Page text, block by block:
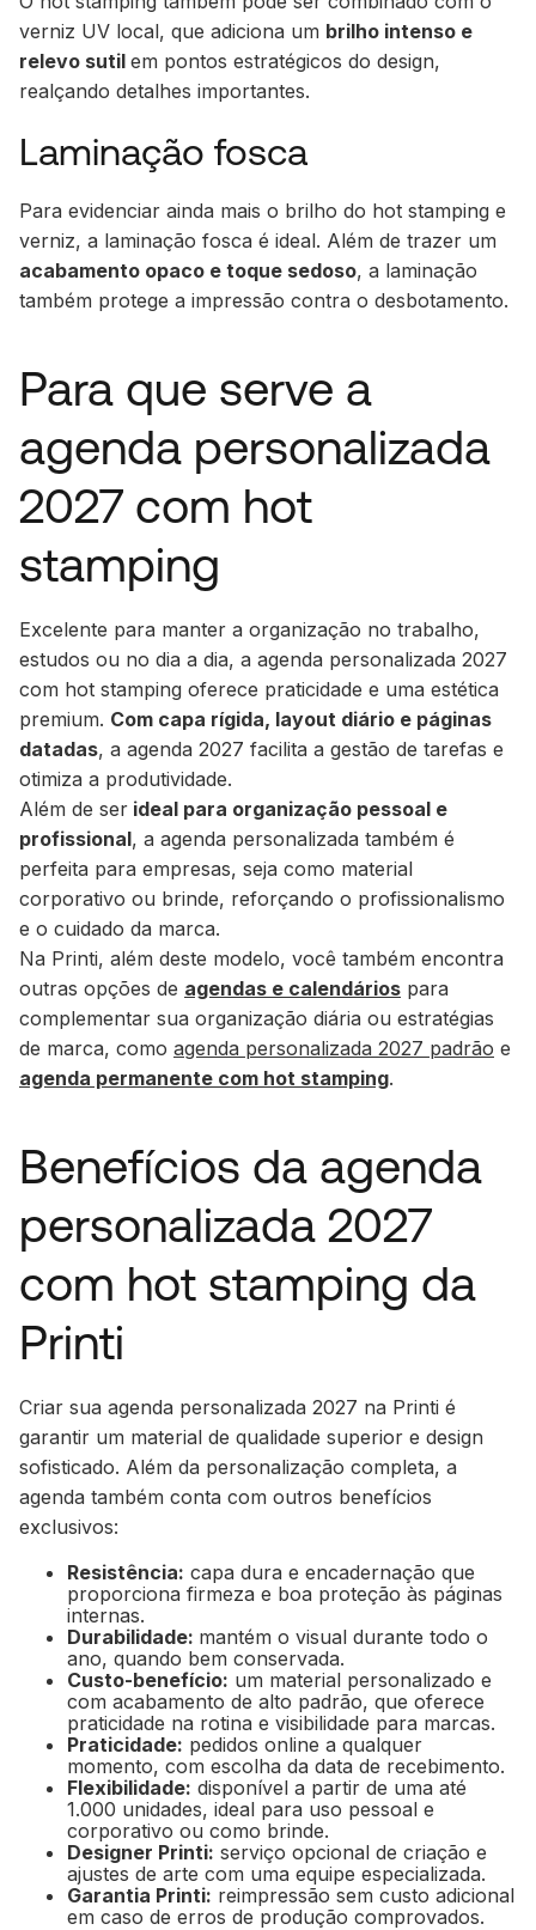
verniz UV local, que adiciona um brilho intenso e
relevo sutil em pontos estratégicos do design,
realçando detalhes importantes.
Laminação fosca
Para evidenciar ainda mais o brilho do hot stamping e
verniz, a laminação fosca é ideal. Além de trazer um
acabamento opaco e toque sedoso, a laminação
também protege a impressão contra o desbotamento.
Para que serve a
agenda personalizada
2027 com hot
stamping
Excelente para manter a organização no trabalho,
estudos ou no dia a dia, a agenda personalizada 2027
com hot stamping oferece praticidade e uma estética
premium. Com capa rígida, layout diário e páginas
datadas, a agenda 2027 facilita a gestão de tarefas e
otimiza a produtividade.
Além de ser ideal para organização pessoal e
profissional, a agenda personalizada também é
perfeita para empresas, seja como material
corporativo ou brinde, reforçando o profissionalismo
e o cuidado da marca.
Na Printi, além deste modelo, você também encontra
outras opções de agendas e calendários para
complementar sua organização diária ou estratégias
de marca, como agenda personalizada 2027 padrão e
agenda permanente com hot stamping.
Benefícios da agenda
personalizada 2027
com hot stamping da
Printi
Criar sua agenda personalizada 2027 na Printi é
garantir um material de qualidade superior e design
sofisticado. Além da personalização completa, a
agenda também conta com outros benefícios
exclusivos:
Resistência: capa dura e encadernação que
proporciona firmeza e boa proteção às páginas
internas.
Durabilidade: mantém o visual durante todo o
ano, quando bem conservada.
Custo-benefício: um material personalizado e
com acabamento de alto padrão, que oferece
praticidade na rotina e visibilidade para marcas.
Praticidade: pedidos online a qualquer
momento, com escolha da data de recebimento.
Flexibilidade: disponível a partir de uma até
1.000 unidades, ideal para uso pessoal e
corporativo ou como brinde.
Designer Printi: serviço opcional de criação e
ajustes de arte com uma equipe especializada.
Garantia Printi: reimpressão sem custo adicional
em caso de erros de produção comprovados.